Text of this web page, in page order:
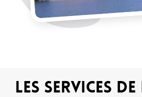
les services de